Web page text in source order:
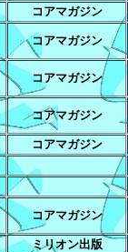
コアマガジン
コアマガジン
コアマガジン
コアマガジン
コアマガジン
コアマガジン
ミリオン出版